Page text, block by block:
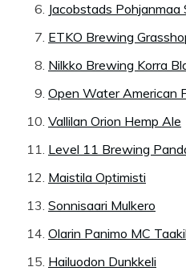
Jacobstads
ETKO Brewing
Nilkko Brewing Korra
Open Water American
Vallilan Orion Hemp Ale
Level 11 Brewing
Maistila Optimisti
Sonnisaari Mulkero
Olarin Panimo MC
Hailuodon Dunkkeli